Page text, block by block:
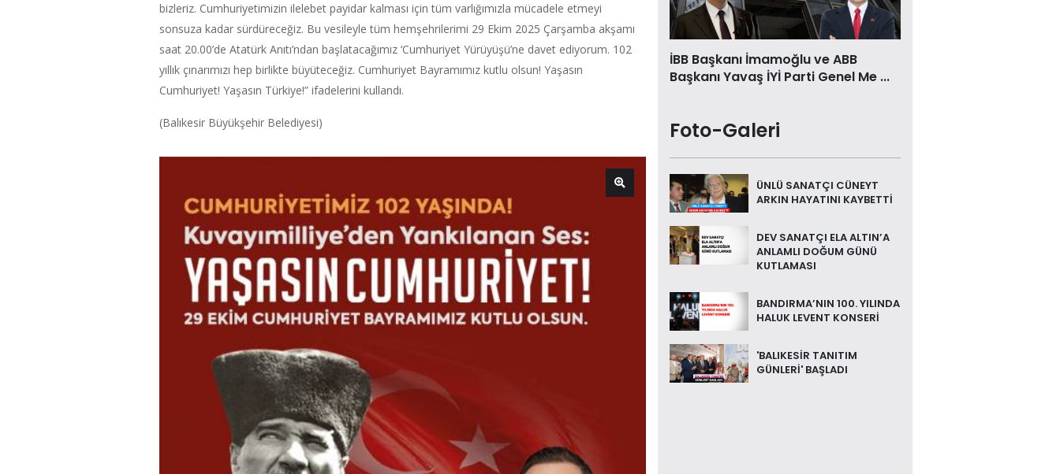
bizleriz. Cumhuriyetimizin ilelebet payidar kalması için tüm varlığımızla mücadele etmeyi
sonsuza kadar sürdüreceğiz. Bu vesileyle tüm hemşehrilerimi 29 Ekim 2025 Çarşamba akşamı
saat 20.00’de Atatürk Anıtı’ndan başlatacağımız ‘Cumhuriyet Yürüyüşü’ne davet ediyorum. 102
yıllık çınarımızı hep birlikte büyüteceğiz. Cumhuriyet Bayramımız kutlu olsun! Yaşasın
Cumhuriyet! Yaşasın Türkiye!” ifadelerini kullandı.
(Balıkesir Büyükşehir Belediyesi)
İBB Başkanı İmamoğlu ve ABB
Başkanı Yavaş İYİ Parti Genel Me ...
Foto-Galeri
ÜNLÜ SANATÇI CÜNEYT
ARKIN HAYATINI KAYBETTİ
DEV SANATÇI ELA ALTIN’A
ANLAMLI DOĞUM GÜNÜ
KUTLAMASI
BANDIRMA’NIN 100. YILINDA
HALUK LEVENT KONSERİ
'BALIKESİR TANITIM
GÜNLERİ' BAŞLADI